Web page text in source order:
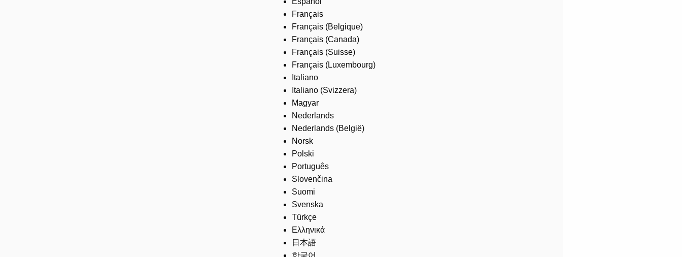
Français
Français (Belgique)
Français (Canada)
Français (Suisse)
Français (Luxembourg)
Italiano
Italiano (Svizzera)
Magyar
Nederlands
Nederlands (België)
Norsk
Polski
Português
Slovenčina
Suomi
Svenska
Türkçe
Ελληνικά
日本語
한국어